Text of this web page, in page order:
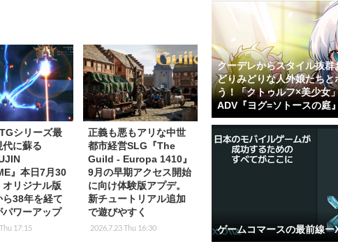
シリーズ最
代に蘇る
』本日7月30
オリジナル版
ら38年を経て
パワーアップ
17:15
正義も悪もアリな中世
都市経営SLG『The
Guild - Europa 1410』
9月の早期アクセス開始
に向け体験版アプデ。
新チュートリアル追加
で遊びやすく
2026.7.23 Thu 16:30
クーデレからスタイル抜群
どりみどりな人外娘たちと
う！「クトゥルフ×美少女
ADV『ヨグ=ソトースの庭
ゲームコマースの最前線